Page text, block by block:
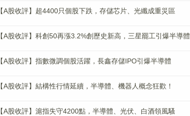
【A股收評】超4400只個股下跌，存儲芯片、光纖成重災區
【A股收評】科創50再漲3.2%創歷史新高，三星罷工引爆半導體
【A股收評】指數微調個股活躍，長鑫存儲IPO引爆半導體
【A股收評】結構性行情延續，半導體、機器人概念狂歡！
【A股收評】滬指失守4200點，半導體、光伏、白酒領風騷